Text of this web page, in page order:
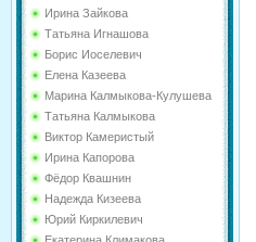
Ирина Зайкова
Татьяна Игнашова
Борис Иоселевич
Елена Казеева
Марина Калмыкова-Кулушева
Татьяна Калмыкова
Виктор Камеристый
Ирина Капорова
Фёдор Квашнин
Надежда Кизеева
Юрий Киркилевич